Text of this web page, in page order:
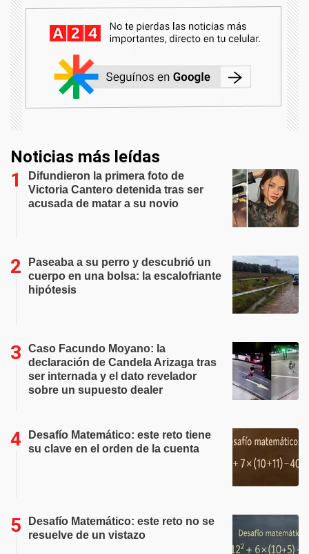
Noticias más leídas
Difundieron la primera foto de
Victoria Cantero detenida tras ser
acusada de matar a su novio
Paseaba a su perro y descubrió un
cuerpo en una bolsa: la escalofriante
hipótesis
Caso Facundo Moyano: la
declaración de Candela Arizaga tras
ser internada y el dato revelador
sobre un supuesto dealer
Desafío Matemático: este reto tiene
su clave en el orden de la cuenta
Desafío Matemático: este reto no se
resuelve de un vistazo